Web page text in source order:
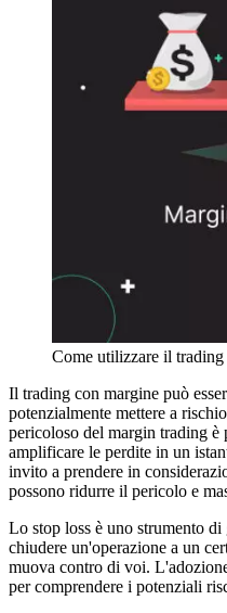
Come utilizzare il
Il trading con margine può
potenzialmente mettere a
pericoloso del margin trading è
amplificare le perdite in un
invito a prendere in
possono ridurre il pericolo e
Lo stop loss è uno strumento
chiudere un'operazione a un
muova contro di voi.
per comprendere i potenziali